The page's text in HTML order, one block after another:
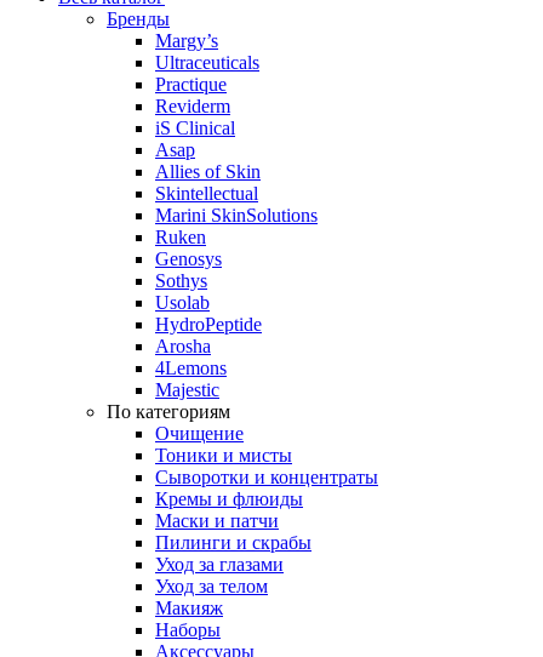
Бренды
Margy’s
Ultraceuticals
Practique
Reviderm
iS Clinical
Asap
Allies of Skin
Skintellectual
Marini SkinSolutions
Ruken
Genosys
Sothys
Usolab
HydroPeptide
Arosha
4Lemons
Majestic
По категориям
Очищение
Тоники и мисты
Сыворотки и концентраты
Кремы и флюиды
Маски и патчи
Пилинги и скрабы
Уход за глазами
Уход за телом
Макияж
Наборы
Аксессуары